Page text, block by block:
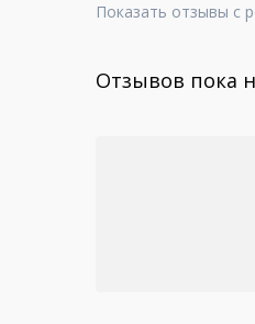
Показать отзывы с
Отзывов пока